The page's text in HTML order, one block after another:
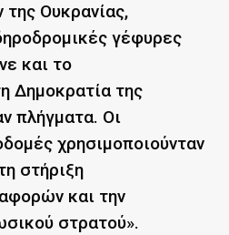
Ουκρανίας,
γέφυρες
και το
Δημοκρατία της
πλήγματα. Οι
χρησιμοποιούνταν
στήριξη
και την
στρατού».